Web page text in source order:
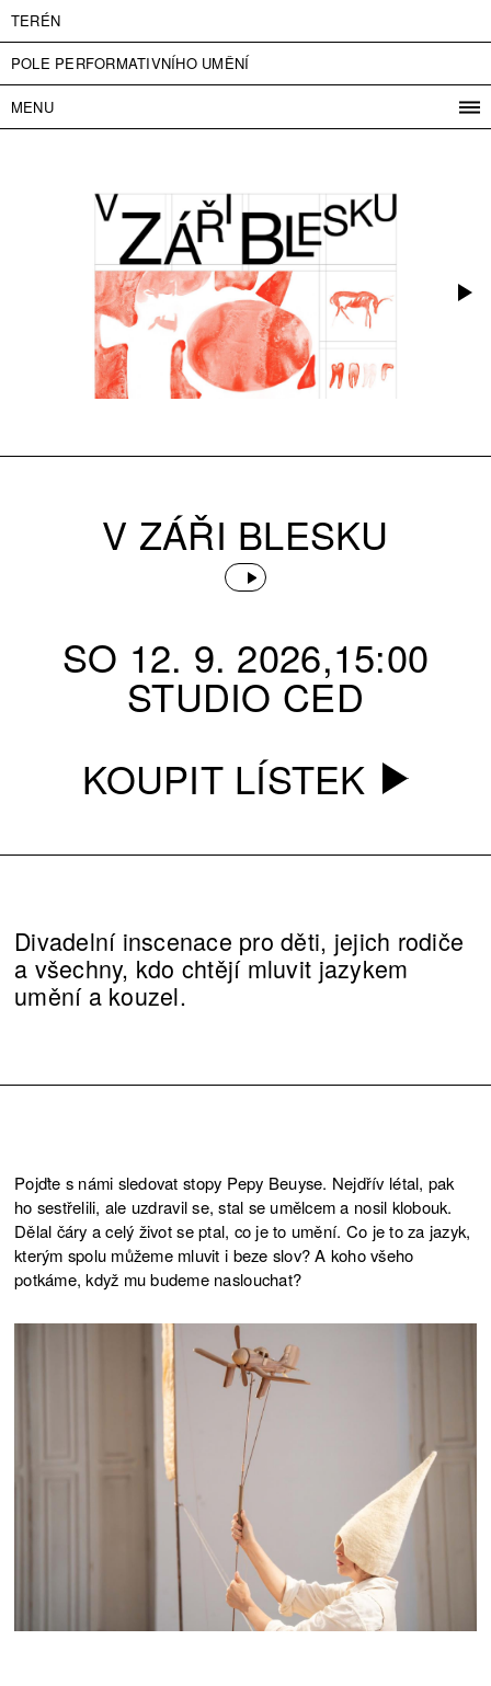
TERÉN
POLE PERFORMATIVNÍHO UMĚNÍ
MENU
VSTUPNÉ
PARTNEŘI
ENGLISH
V ZÁŘI BLESKU
SO 12. 9. 2026,15:00
STUDIO CED
KOUPIT LÍSTEK
Divadelní inscenace pro děti, jejich rodiče
a všechny, kdo chtějí mluvit jazykem
umění a kouzel.
Pojďte s námi sledovat stopy Pepy Beuyse. Nejdřív létal, pak
ho sestřelili, ale uzdravil se, stal se umělcem a nosil klobouk.
Dělal čáry a celý život se ptal, co je to umění. Co je to za jazyk,
kterým spolu můžeme mluvit i beze slov? A koho všeho
potkáme, když mu budeme naslouchat?